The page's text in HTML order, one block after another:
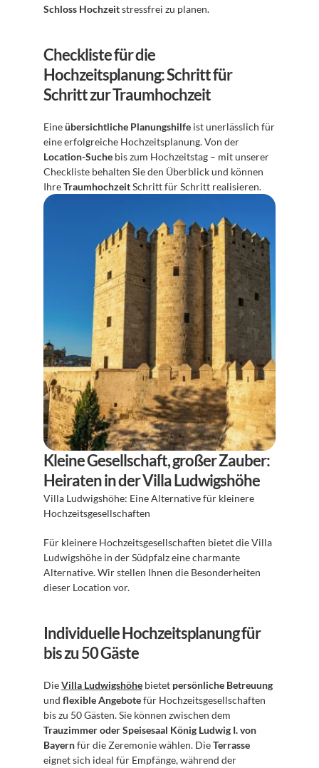
Schloss Hochzeit stressfrei zu planen.
Checkliste für die
Hochzeitsplanung: Schritt für
Schritt zur Traumhochzeit
Eine übersichtliche Planungshilfe ist unerlässlich für
Location-Suche bis zum Hochzeitstag – mit unserer
Checkliste behalten Sie den Überblick und können
Ihre Traumhochzeit Schritt für Schritt realisieren.
Kleine Gesellschaft, großer Zauber:
Heiraten in der Villa Ludwigshöhe
Villa Ludwigshöhe: Eine Alternative für kleinere
Hochzeitsgesellschaften
Für kleinere Hochzeitsgesellschaften bietet die Villa
Ludwigshöhe in der Südpfalz eine charmante
Alternative. Wir stellen Ihnen die Besonderheiten
dieser Location vor.
Individuelle Hochzeitsplanung für
bis zu 50 Gäste
Die Villa Ludwigshöhe bietet persönliche Betreuung
und flexible Angebote für Hochzeitsgesellschaften
Trauzimmer oder Speisesaal König Ludwig I. von
Bayern für die Zeremonie wählen. Die Terrasse